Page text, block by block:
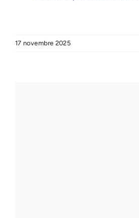
17 novembre 2025